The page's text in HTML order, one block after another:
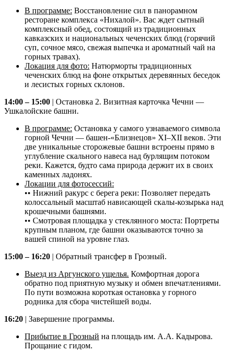
В программе: Восстановление сил в панорамном
ресторане комплекса «Нихалой». Вас ждет сытный
комплексный обед, состоящий из традиционных
кавказских и национальных чеченских блюд (горячий
суп, сочное мясо, свежая выпечка и ароматный чай на
горных травах).
Локация для фото: Натюрморты традиционных
чеченских блюд на фоне открытых деревянных беседок
и лесистых горных склонов.
14:00 – 15:00 | Остановка 2. Визитная карточка Чечни —
Ушкалойские башни.
В программе: Остановка у самого узнаваемого символа
горной Чечни — башен-«Близнецов» XI–XII веков. Эти
две уникальные сторожевые башни встроены прямо в
углубление скального навеса над бурлящим потоком
реки. Кажется, будто сама природа держит их в своих
каменных ладонях.
Локации для фотосессий:
•• Нижний ракурс с берега реки: Позволяет передать
колоссальный масштаб нависающей скалы-козырька над
крошечными башнями.
•• Смотровая площадка у стеклянного моста: Портреты
крупным планом, где башни оказываются точно за
вашей спиной на уровне глаз.
15:00 – 16:20 | Обратный трансфер в Грозный.
Выезд из Аргунского ущелья. Комфортная дорога
обратно под приятную музыку и обмен впечатлениями.
По пути возможна короткая остановка у горного
родника для сбора чистейшей воды.
16:20 | Завершение программы.
Прибытие в Грозный на площадь им. А.А. Кадырова.
Прощание с гидом.